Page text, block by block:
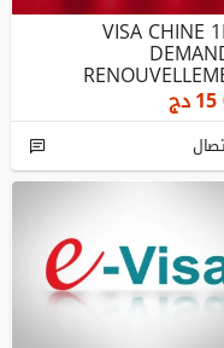
VISA CHINE
دج